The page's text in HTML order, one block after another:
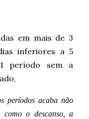
em mais de 3
inferiores a 5
período sem a
;
períodos acaba não
como o descanso, a